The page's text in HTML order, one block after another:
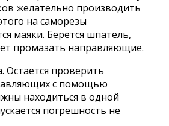
желательно производить
на саморезы
маяки. Берется шпатель,
промазать направляющие.
Остается проверить
с помощью
находиться в одной
погрешность не